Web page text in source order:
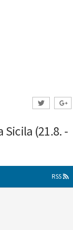
Sicila (21.8. -
RSS